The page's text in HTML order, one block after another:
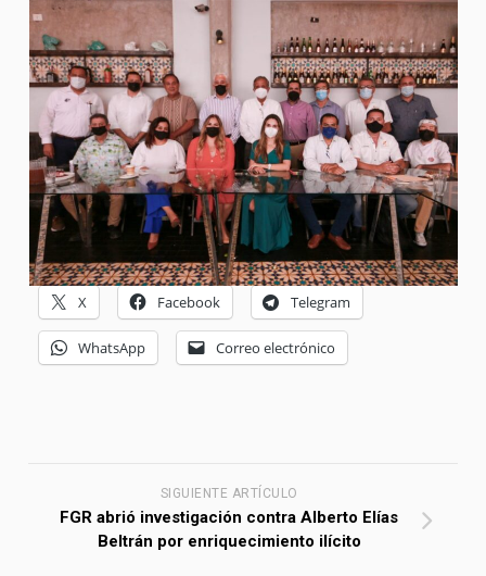
X Facebook Telegram
WhatsApp Correo electrónico
SIGUIENTE ARTÍCULO
FGR abrió investigación contra Alberto Elías
Beltrán por enriquecimiento ilícito